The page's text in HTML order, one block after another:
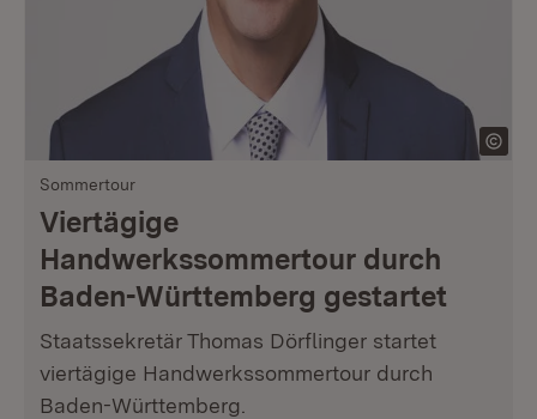
Sommertour
Viertägige
Handwerkssommertour durch
Baden-Württemberg gestartet
Staatssekretär Thomas Dörflinger startet
viertägige Handwerkssommertour durch
Baden-Württemberg.